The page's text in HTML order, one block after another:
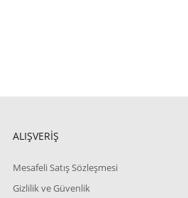
ALIŞVERİŞ
Mesafeli Satış Sözleşmesi
Gizlilik ve Güvenlik